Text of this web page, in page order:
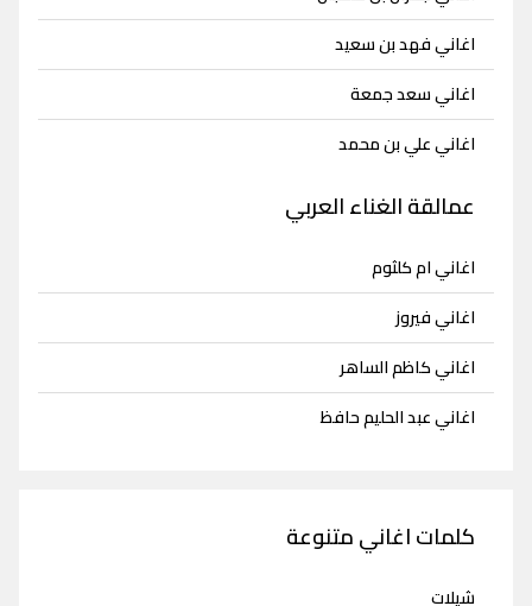
اغاني فهد بن سعيد
اغاني سعد جمعة
اغاني علي بن محمد
عمالقة الغناء العربي
اغاني ام كلثوم
اغاني فيروز
اغاني كاظم الساهر
اغاني عبد الحليم حافظ
كلمات اغاني متنوعة
شيلات